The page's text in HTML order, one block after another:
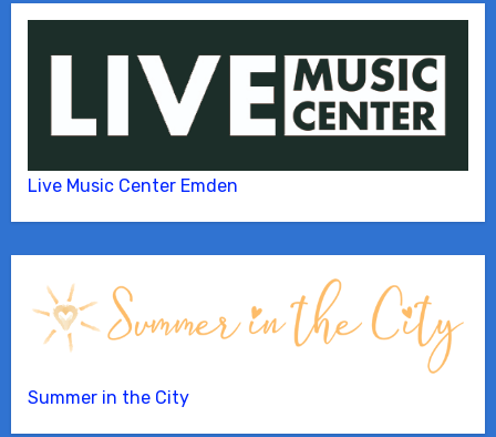
Live Music Center Emden
Summer in the City